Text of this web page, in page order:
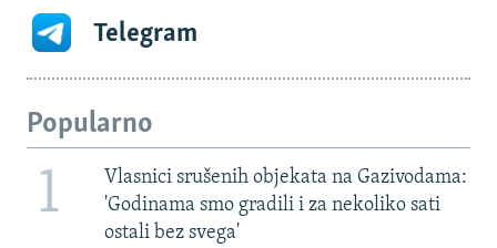
Telegram
Popularno
1
Vlasnici srušenih objekata na Gazivodama:
'Godinama smo gradili i za nekoliko sati
ostali bez svega'